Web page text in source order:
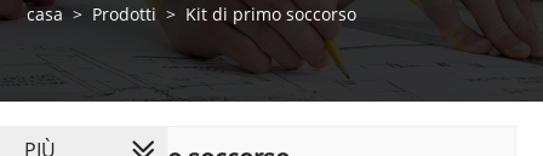
casa > Prodotti > Kit di primo soccorso
PIÙ